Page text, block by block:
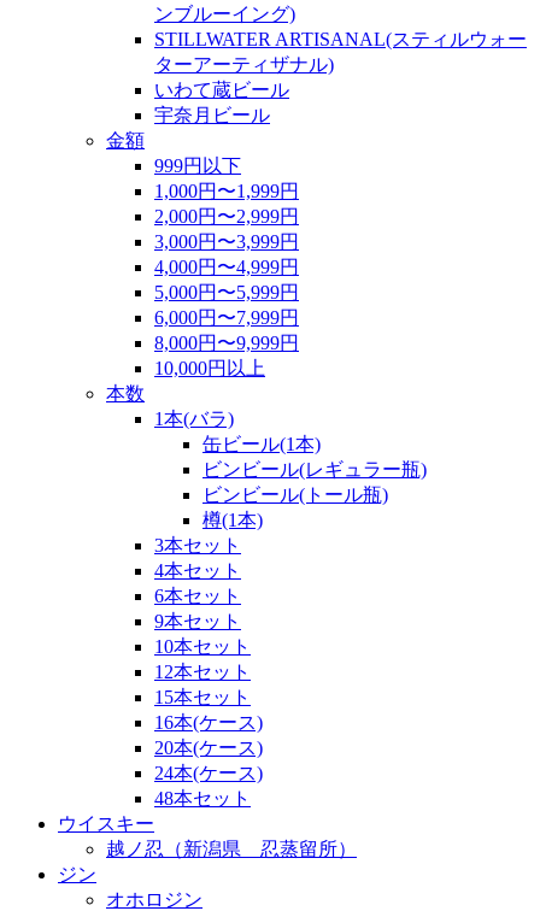
ンブルーイング)
STILLWATER ARTISANAL(スティルウォー
ターアーティザナル)
いわて蔵ビール
宇奈月ビール
金額
999円以下
1,000円〜1,999円
2,000円〜2,999円
3,000円〜3,999円
4,000円〜4,999円
5,000円〜5,999円
6,000円〜7,999円
8,000円〜9,999円
10,000円以上
本数
1本(バラ)
缶ビール(1本)
ビンビール(レギュラー瓶)
ビンビール(トール瓶)
樽(1本)
3本セット
4本セット
6本セット
9本セット
10本セット
12本セット
15本セット
16本(ケース)
20本(ケース)
24本(ケース)
48本セット
ウイスキー
越ノ忍（新潟県 忍蒸留所）
ジン
オホロジン